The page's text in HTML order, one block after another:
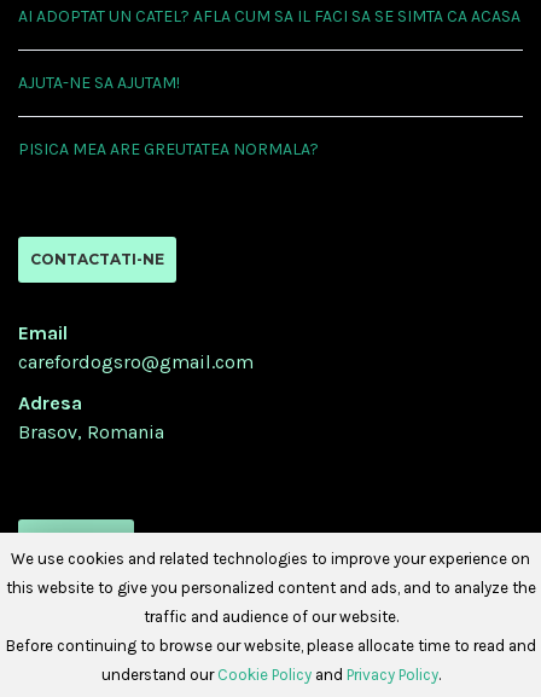
AI ADOPTAT UN CATEL? AFLA CUM SA IL FACI SA SE SIMTA CA ACASA
AJUTA-NE SA AJUTAM!
PISICA MEA ARE GREUTATEA NORMALA?
CONTACTATI-NE
Email
carefordogsro@gmail.com
Adresa
Brasov, Romania
We use cookies and related technologies to improve your experience on
this website to give you personalized content and ads, and to analyze the
traffic and audience of our website.
Before continuing to browse our website, please allocate time to read and
understand our Cookie Policyand Privacy Policy.